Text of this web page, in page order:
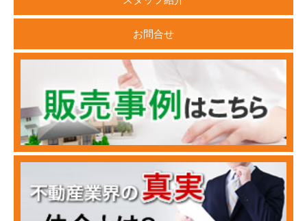
お問合せ